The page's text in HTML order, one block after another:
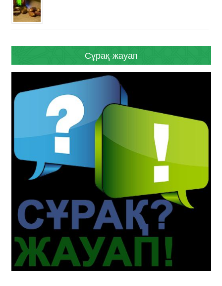
Сұрақ-жауап